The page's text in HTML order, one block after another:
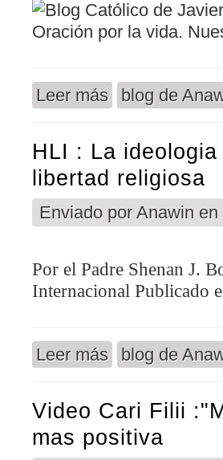
Leer más sobre Recursos de
blog de
HLI : La
libertad religiosa
Enviado porAnawin en
Por el Padre Shenan J.
Internacional Publicado
Leer más sobre HLI : La
blog de
Video Cari Filii
mas positiva